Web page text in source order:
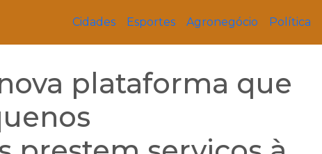
Cidades Esportes Agronegócio Política
plataforma que